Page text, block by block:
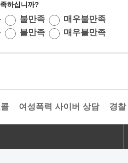
하십니까?
불만족
매우불만족
불만족 매우불만족
여성폭력 사이버 상담 경찰